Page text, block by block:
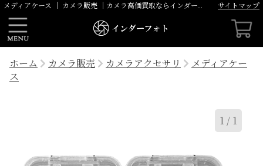
メディアケース ｜ カメラ販売 ｜カメラ高価買取ならインダーフォト にお任せください サイトマップ
ホーム カメラ販売 カメラアクセサリ
メディアケー
ス
1 / 1